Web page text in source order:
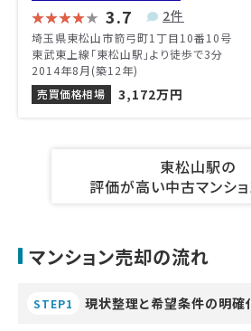
3.7 2件
埼玉県東松山市箭弓町1丁目10番10号
東武東上線「東松山駅」より徒歩で3分
2014年8月(築12年)
売買価格相場
3,172万円
東松山駅の
評価が高い中古マンシ
マンション売却の流れ
STEP1 現状整理と希望条件の明確